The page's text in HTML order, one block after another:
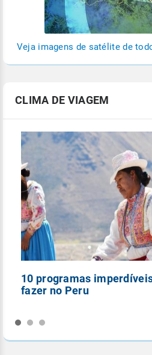
Veja imagens de satélite de
CLIMA DE VIAGEM
10 programas
fazer no Peru